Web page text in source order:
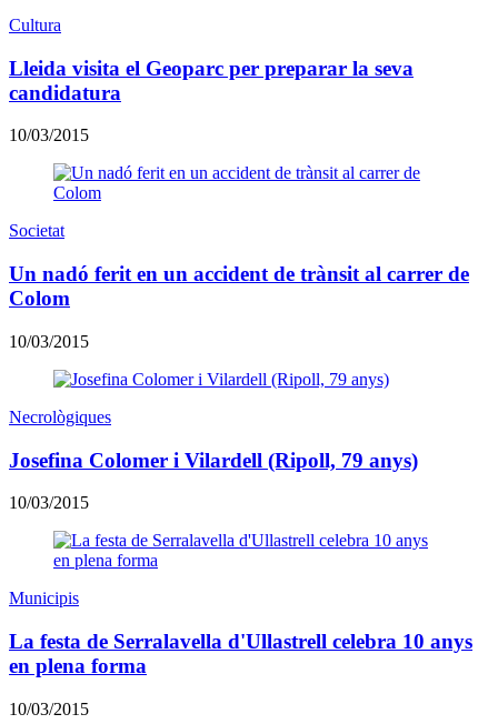
Cultura
Lleida visita el Geoparc per preparar la seva
candidatura
10/03/2015
Societat
Un nadó ferit en un accident de trànsit al carrer de
Colom
10/03/2015
Necrològiques
Josefina Colomer i Vilardell (Ripoll, 79 anys)
10/03/2015
Municipis
La festa de Serralavella d'Ullastrell celebra 10 anys
en plena forma
10/03/2015